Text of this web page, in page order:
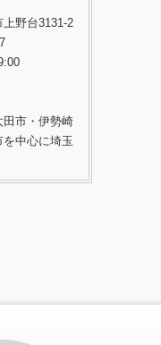
野台3131-2
田市・伊勢崎
中心に埼玉